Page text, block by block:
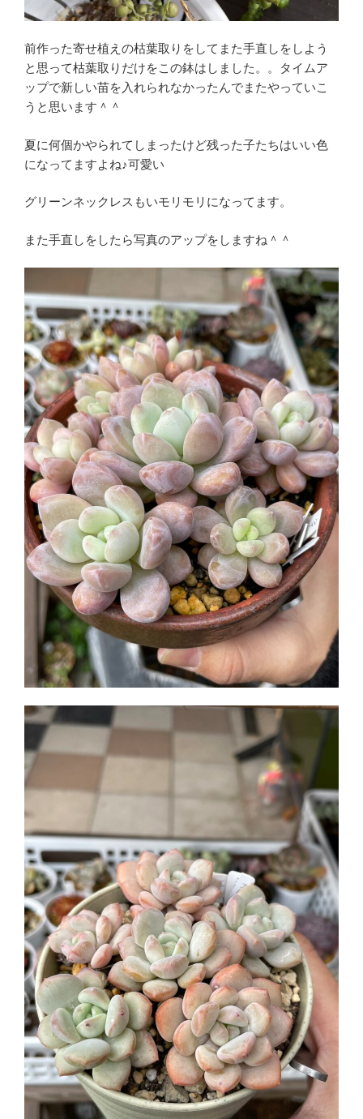
前作った寄せ植えの枯葉取りをしてまた手直しをしよう
と思って枯葉取りだけをこの鉢はしました。。タイムア
ップで新しい苗を入れられなかったんでまたやっていこ
うと思います＾＾
夏に何個かやられてしまったけど残った子たちはいい色
になってますよね♪可愛い
グリーンネックレスもいモリモリになってます。
また手直しをしたら写真のアップをしますね＾＾